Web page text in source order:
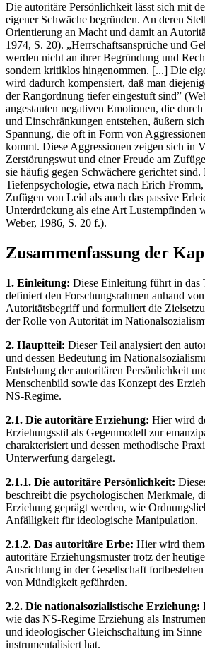
Die autoritäre Persönlichkeit lässt sich mit
eigener Schwäche begründen. An deren
Orientierung an Macht und damit an
1974, S. 20). „Herrschaftsansprüche und
werden nicht an ihrer Begründung und
sondern kritiklos hingenommen. [...] Die
wird dadurch kompensiert, daß man
der Rangordnung tiefer eingestuft sind”
angestauten negativen Emotionen, die
und Einschränkungen entstehen, äußern
Spannung, die oft in Form von
kommt. Diese Aggressionen zeigen sich in
Zerstörungswut und einer Freude am
sie häufig gegen Schwächere gerichtet sind.
Tiefenpsychologie, etwa nach Erich
Zufügen von Leid als auch das passive
Unterdrückung als eine Art Lustempfinden
Weber, 1986, S. 20 f.).
Zusammenfassung der
1. Einleitung: Diese Einleitung führt in das
definiert den Forschungsrahmen anhand
Autoritätsbegriff und formuliert die
der Rolle von Autorität im
2. Hauptteil: Dieser Teil analysiert den
und dessen Bedeutung im
Entstehung der autoritären Persönlichkeit
Menschenbild sowie das Konzept des
NS-Regime.
2.1. Die autoritäre Erziehung: Hier wird
Erziehungsstil als Gegenmodell zur
charakterisiert und dessen methodische
Unterwerfung dargelegt.
2.1.1. Die autoritäre Persönlichkeit:
beschreibt die psychologischen Merkmale,
Erziehung geprägt werden, wie
Anfälligkeit für ideologische Manipulation.
2.1.2. Das autoritäre Erbe: Hier wird
autoritäre Erziehungsmuster trotz der
Ausrichtung in der Gesellschaft
von Mündigkeit gefährden.
2.2. Die nationalsozialistische Erziehung:
wie das NS-Regime Erziehung als
und ideologischer Gleichschaltung im Sinne
instrumentalisiert hat.